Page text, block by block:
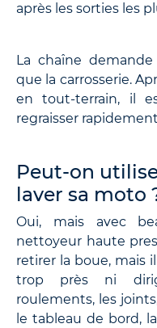
après les sorties les
La chaîne
que la carrosserie.
en tout-terrain, il
regraisser
Peut-on
laver sa moto
Oui, mais avec
nettoyeur haute
retirer la boue, mais
trop près ni
roulements, les
le tableau de bord,